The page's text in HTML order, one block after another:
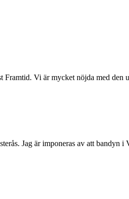
Vi är mycket nöjda med den
Jag är imponeras av att bandyn i